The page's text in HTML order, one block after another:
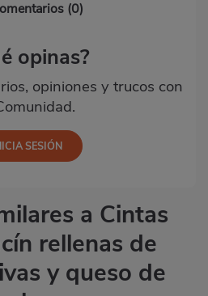
(0)
opinas?
opiniones y trucos con
a Cintas
rellenas de
y queso de